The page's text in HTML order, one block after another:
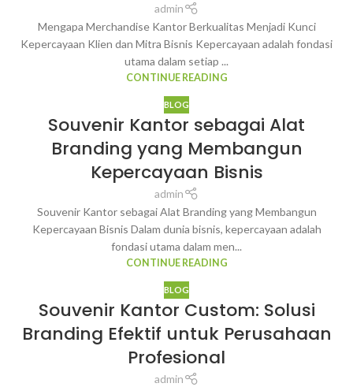
admin
Mengapa Merchandise Kantor Berkualitas Menjadi Kunci
Kepercayaan Klien dan Mitra Bisnis Kepercayaan adalah fondasi
utama dalam setiap ...
CONTINUE READING
BLOG
Souvenir Kantor sebagai Alat
Branding yang Membangun
Kepercayaan Bisnis
admin
Souvenir Kantor sebagai Alat Branding yang Membangun
Kepercayaan Bisnis Dalam dunia bisnis, kepercayaan adalah
fondasi utama dalam men...
CONTINUE READING
BLOG
Souvenir Kantor Custom: Solusi
Branding Efektif untuk Perusahaan
Profesional
admin